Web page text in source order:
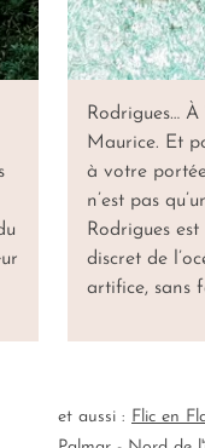
Rodrigues…
Maurice. Et
à votre
n’est pas
Rodrigues
discret de
artifice, sans
et aussi : Flic en